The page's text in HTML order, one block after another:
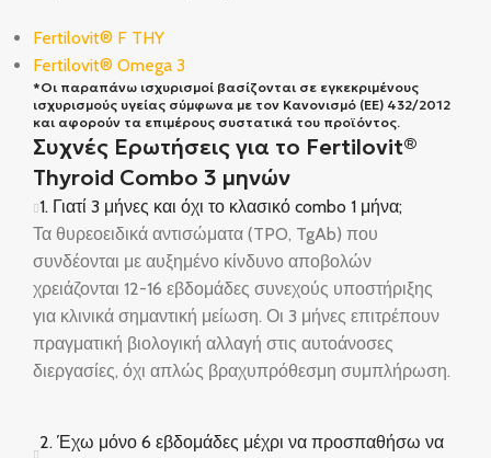
Fertilovit® F THY
Fertilovit® Omega 3
*Οι παραπάνω ισχυρισμοί βασίζονται σε εγκεκριμένους
ισχυρισμούς υγείας σύμφωνα με τον Κανονισμό (ΕΕ) 432/2012
και αφορούν τα επιμέρους συστατικά του προϊόντος.
Συχνές Ερωτήσεις για το Fertilovit®
Thyroid Combo 3 μηνών
1. Γιατί 3 μήνες και όχι το κλασικό combo 1 μήνα;
Τα θυρεοειδικά αντισώματα (TPO, TgAb) που
συνδέονται με αυξημένο κίνδυνο αποβολών
χρειάζονται 12-16 εβδομάδες συνεχούς υποστήριξης
για κλινικά σημαντική μείωση. Οι 3 μήνες επιτρέπουν
πραγματική βιολογική αλλαγή στις αυτοάνοσες
διεργασίες, όχι απλώς βραχυπρόθεσμη συμπλήρωση.
2. Έχω μόνο 6 εβδομάδες μέχρι να προσπαθήσω να